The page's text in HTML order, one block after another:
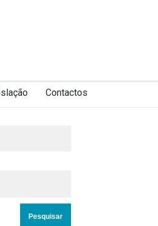
Contactos